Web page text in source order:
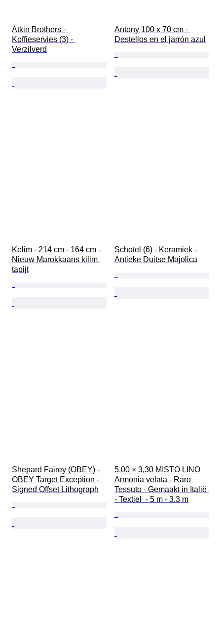
Atkin Brothers -
Koffieservies (3) -
Verzilverd
Antony 100 x 70 cm -
Destellos en el jarrón azul
Kelim - 214 cm - 164 cm -
Nieuw Marokkaans kilim
tapijt
Schotel (6) - Keramiek -
Antieke Duitse Majolica
Shepard Fairey (OBEY) -
OBEY Target Exception -
Signed Offset Lithograph
5,00 × 3,30 MISTO LINO
Armonia velata - Raro
Tessuto - Gemaakt in Italië
- Textiel  - 5 m - 3.3 m